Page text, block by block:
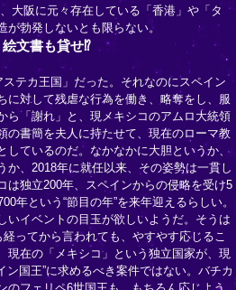
大阪に元々存在している「香港」や「タ
勃発しないとも限らない。
絵文書も貸せ⁉
テカ王国」だった。それなのにスペイン
に対して残虐な行為を働き、略奪をし、服
ら「謝れ」と、現メキシコのアムロ大統領
の書簡を夫人に持たせて、現在のローマ教
しているのだ。なかなかに大胆というか、
か、2018年に就任以来、その姿勢は一貫し
は独立200年、スペインからの侵略を受け5
年という“節目の年”を来年迎えるらしい。
いイベントの目玉が欲しいようだ。そうは
ってから言われても、やすやす応じるこ
現在の「メキシコ」という独立国家が、現
ン国王”に求めるべき案件ではない。バチカ